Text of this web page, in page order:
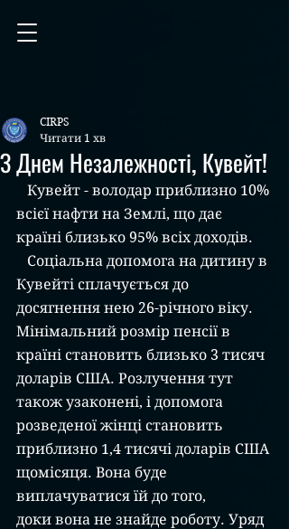
З Днем Незалежності, Кувейт!
CIRPS
Читати 1 хв
всієї нафти на Землі, що дає
країні близько 95% всіх доходів.
Кувейті сплачується до
досягнення нею 26-річного віку.
Мінімальний розмір пенсії в
країні становить близько 3 тисяч
доларів США. Розлучення тут
також узаконені, і допомога
розведеної жінці становить
приблизно 1,4 тисячі доларів США
щомісяця. Вона буде
виплачуватися їй до того,
доки вона не знайде роботу. Уряд